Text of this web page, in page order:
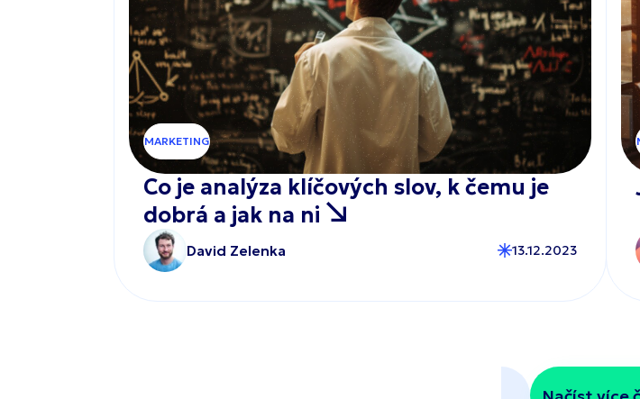
MARKETING
Co je analýza klíčových slov, k čemu je
dobrá a jak na ni
David Zelenka 13.12.2023